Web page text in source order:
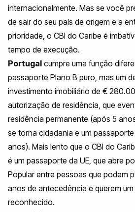
internacionalmente. Mas se você
de sair do seu país de origem e a
prioridade, o CBI do Caribe é
tempo de execução.
Portugal cumpre uma função
passaporte Plano B puro, mas um
investimento imobiliário de €
autorização de residência, que
residência permanente (após 5
se torna cidadania e um
anos). Mais lento que o CBI do
é um passaporte da UE, que abre
Popular entre pessoas que podem
anos de antecedência e querem
reconhecido.